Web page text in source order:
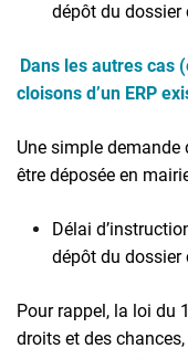
dépôt du dossier
Dans les autres cas
cloisons d’un ERP
Une simple demande
être déposée en
Délai
dépôt du dossier
Pour rappel, la loi du
droits et des